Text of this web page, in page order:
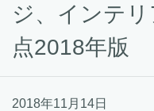
ジ、インテ
点2018年版
2018年11月14日